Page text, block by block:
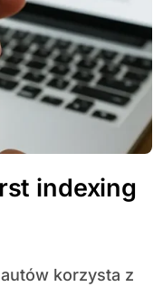
indexing